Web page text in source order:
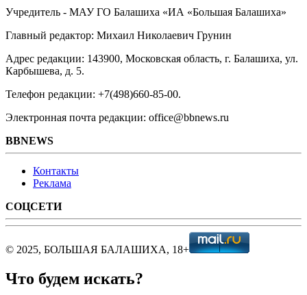
Учредитель - МАУ ГО Балашиха «ИА «Большая Балашиха»
Главный редактор: Михаил Николаевич Грунин
Адрес редакции: 143900, Московская область, г. Балашиха, ул.
Карбышева, д. 5.
Телефон редакции: +7(498)660-85-00.
Электронная почта редакции: office@bbnews.ru
BBNEWS
Контакты
Реклама
СОЦСЕТИ
© 2025, БОЛЬШАЯ БАЛАШИХА, 18+
Что будем искать?